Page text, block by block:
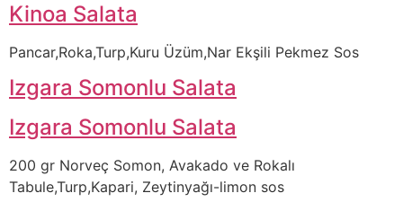
Kinoa Salata
Pancar,Roka,Turp,Kuru Üzüm,Nar Ekşili Pekmez Sos
Izgara Somonlu Salata
Izgara Somonlu Salata
200 gr Norveç Somon, Avakado ve Rokalı
Tabule,Turp,Kapari, Zeytinyağı-limon sos